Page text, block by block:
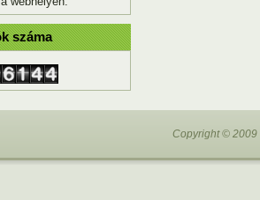
száma
Copyright © 2009